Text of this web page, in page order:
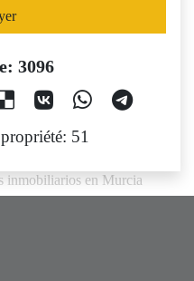
3096
51
inmobiliarios en Murcia